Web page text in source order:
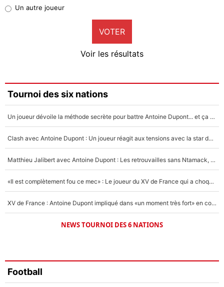
9%
Faris Moumbagna
4%
Un autre joueur
5%
Un autre joueur
VOTER
Voir les résultats
Tournoi des six nations
Un joueur dévoile la méthode secrète pour battre Antoine Dupont... et ça marche !
Clash avec Antoine Dupont : Un joueur réagit aux tensions avec la star du XV de France !
Matthieu Jalibert avec Antoine Dupont : Les retrouvailles sans Ntamack, «il y a eu des discussions»
«Il est complètement fou ce mec» : Le joueur du XV de France qui a choqué Matthieu Jalibert !
XV de France : Antoine Dupont impliqué dans «un moment très fort» en coulisses
NEWS TOURNOI DES 6 NATIONS
Football